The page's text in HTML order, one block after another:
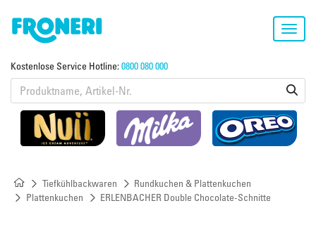
Kostenlose Service Hotline:0800 080 000
Tiefkühlbackwaren
Rundkuchen & Plattenkuchen
Plattenkuchen
ERLENBACHER Double Chocolate-Schnitte